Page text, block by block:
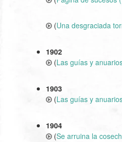
(Una desgraciada
1902
(Las guías y
1903
(Las guías y
1904
(Se arruina la